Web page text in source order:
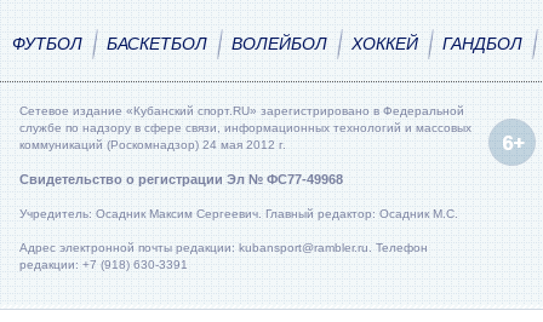
ФУТБОЛ БАСКЕТБОЛ ВОЛЕЙБОЛ ХОККЕЙ ГАНДБОЛ
Сетевое издание «Кубанский спорт.RU» зарегистрировано в Федеральной
службе по надзору в сфере связи, информационных технологий и массовых
коммуникаций (Роскомнадзор) 24 мая 2012 г.
Свидетельство о регистрации Эл № ФС77-49968
Учредитель: Осадник Максим Сергеевич. Главный редактор: Осадник М.С.
Адрес электронной почты редакции: kubansport@rambler.ru. Телефон
редакции: +7 (918) 630-3391